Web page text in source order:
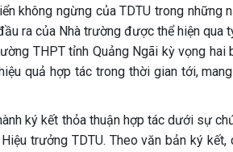
không ngừng của TDTU trong những
ra của Nhà trường được thể hiện qua
THPT tỉnh Quảng Ngãi kỳ vọng hai
quả hợp tác trong thời gian tới,
ký kết thỏa thuận hợp tác dưới sự
trưởng TDTU. Theo văn bản ký kết,